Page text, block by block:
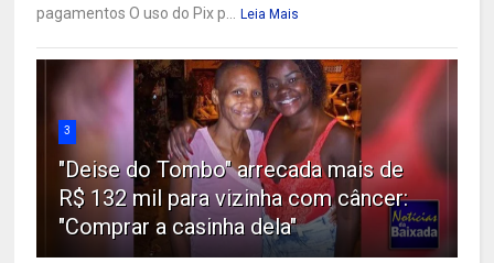
pagamentos O uso do Pix p...
Leia Mais
3
"Deise do Tombo" arrecada mais de
R$ 132 mil para vizinha com câncer:
"Comprar a casinha dela"